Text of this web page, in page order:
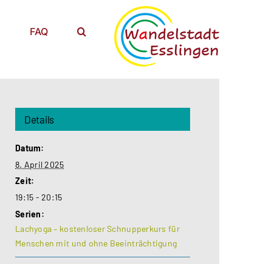
FAQ
Details
Datum:
8. April 2025
Zeit:
19:15 - 20:15
Serien:
Lachyoga – kostenloser Schnupperkurs für
Menschen mit und ohne Beeinträchtigung